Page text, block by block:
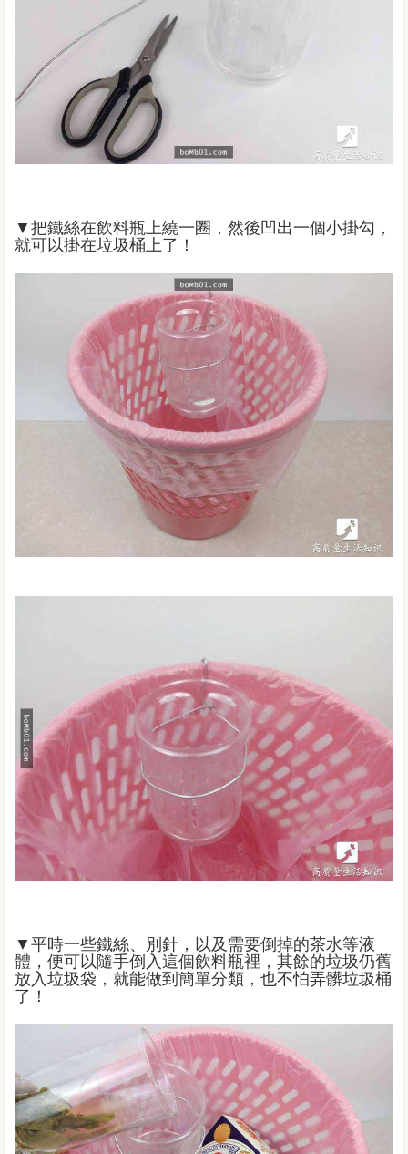
▼把鐵絲在飲料瓶上繞一圈，然後凹出一個小掛勾，
就可以掛在垃圾桶上了！
▼平時一些鐵絲、別針，以及需要倒掉的茶水等液
體，便可以隨手倒入這個飲料瓶裡，其餘的垃圾仍舊
放入垃圾袋，就能做到簡單分類，也不怕弄髒垃圾桶
了！